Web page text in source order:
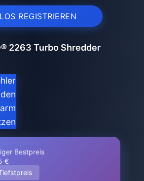
REGISTRIEREN
2263 Turbo Shredder
Bestpreis
€